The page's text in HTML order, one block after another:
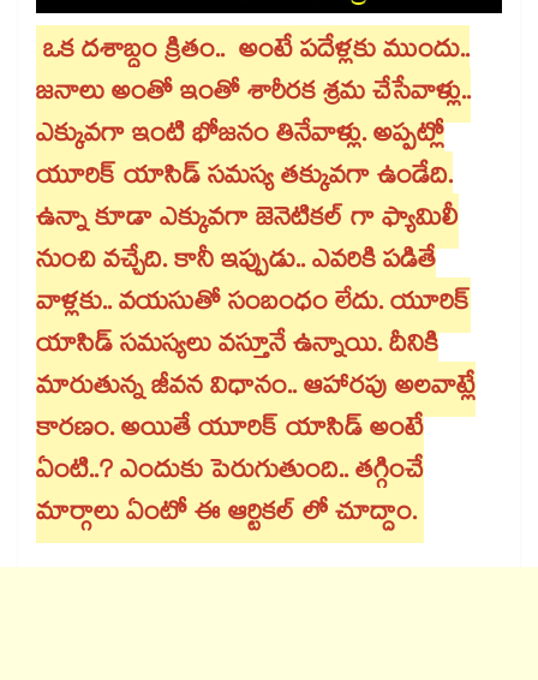
ఒక దశాబ్దం క్రితం.. అంటే పదేళ్లకు ముందు..
జనాలు అంతో ఇంతో శారీరక శ్రమ చేసేవాళ్లు..
ఎక్కువగా ఇంటి భోజనం తినేవాళ్లు. అప్పట్లో
యూరిక్ యాసిడ్ సమస్య తక్కువగా ఉండేది.
ఉన్నా కూడా ఎక్కువగా జెనెటికల్ గా ఫ్యామిలీ
నుంచి వచ్చేది. కానీ ఇప్పుడు.. ఎవరికి పడితే
వాళ్లకు.. వయసుతో సంబంధం లేదు. యూరిక్
యాసిడ్ సమస్యలు వస్తూనే ఉన్నాయి. దీనికి
మారుతున్న జీవన విధానం.. ఆహారపు అలవాట్లే
కారణం. అయితే యూరిక్ యాసిడ్ అంటే
ఏంటి..? ఎందుకు పెరుగుతుంది.. తగ్గించే
మార్గాలు ఏంటో ఈ ఆర్టికల్ లో చూద్దాం.